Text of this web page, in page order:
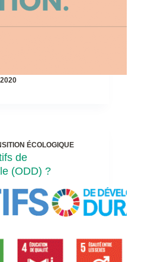
ÉCOLOGIQUE
de
(ODD) ?